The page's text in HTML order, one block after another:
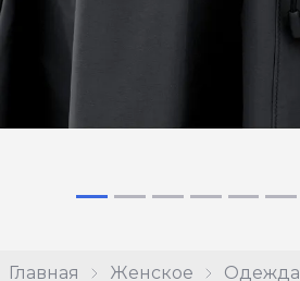
Главная Женское Одежда